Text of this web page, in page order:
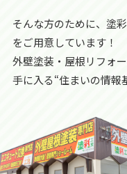
そんな方のために、塗
をご用意しています！
外壁塗装・屋根リフォ
手に入る“住まいの情報